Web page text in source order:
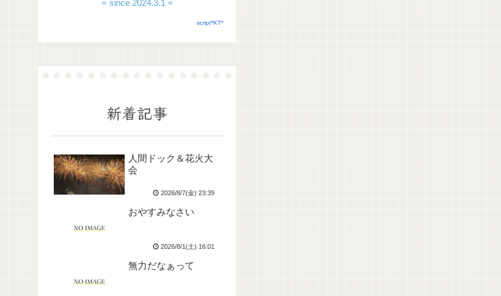
= since 2024.3.1 =
script*KT*
新着記事
人間ドック＆花火大
会
2026/8/7(金) 23:39
おやすみなさい
2026/8/1(土) 16:01
無力だなぁって